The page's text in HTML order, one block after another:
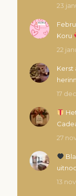
23
Koru
22
Kerst
17
27
13